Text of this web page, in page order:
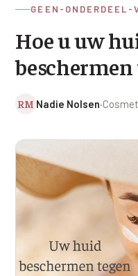
Voorhoofdsrimpels
Fronsrimpel
Wenkbrauwen
Kraaienpootjes
Donkere kringen onder de
Traangoot en wallen
MIDDEN & MOND
Botox / anti-rimpel
Azzalure
Belotero
Ellansé
Juvéderm Voluma
Juvéderm Volux
Profielen
VEROUDERING
Structuur Verlies Profiel
Erfelijke Jowl Profiel
HORMONAAL /
Insuline Zwelling Profiel
Menopauze Veroudering
Prijzen
◍Nijmegen◍ ◍
GEEN-ONDERDEEL-
Hoe u uw
beschermen
RM Nadie Nolsen·